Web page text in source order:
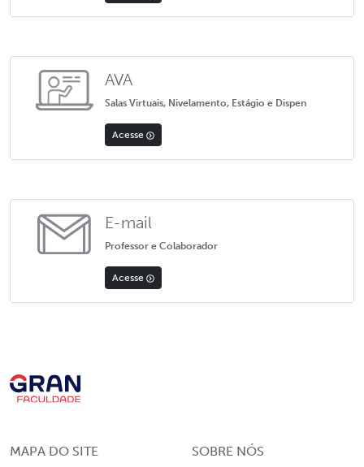
AVA
Salas Virtuais, Nivelamento, Estágio e Dispen
Acesse
E-mail
Professor e Colaborador
Acesse
MAPA DO SITE SOBRE NÓS